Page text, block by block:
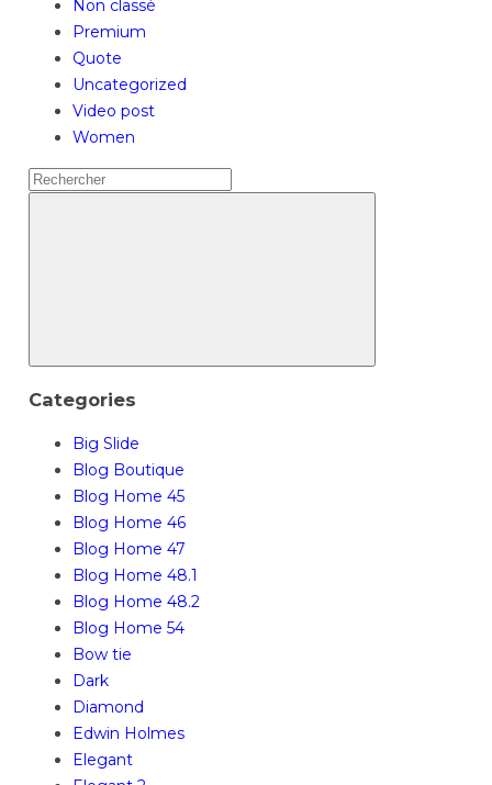
Non classé
Premium
Quote
Uncategorized
Video post
Women
Categories
Big Slide
Blog Boutique
Blog Home 45
Blog Home 46
Blog Home 47
Blog Home 48.1
Blog Home 48.2
Blog Home 54
Bow tie
Dark
Diamond
Edwin Holmes
Elegant